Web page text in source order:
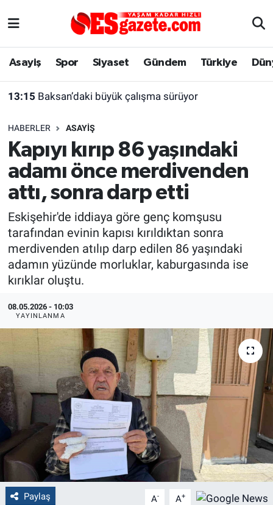
Asayiş Spor Siyaset Gündem Türkiye
13:15 Baksan’daki büyük çalışma sürüyor
HABERLER ASAYIŞ
Kapıyı kırıp 86 yaşındaki
adamı önce merdivenden
attı, sonra darp etti
Eskişehir'de iddiaya göre genç komşusu
tarafından evinin kapısı kırıldıktan sonra
merdivenden atılıp darp edilen 86 yaşındaki
adamın yüzünde morluklar, kaburgasında ise
kırıklar oluştu.
08.05.2026 - 10:03
YAYINLANMA
Paylaş A- A+
Asayiş
Gündem
Türkiye
Dünya
Sağlık
Alış-Veriş/İş dünyası
Yaşam
Eskişehirspor Arşivi
Eskişehir Arşivi
Röportaj
Ekonomi
Kültür Sanat
Bilecik
Kütahya
Gezi
Genel
Çevre
Yerel
Eskişehir Nöbetçi Eczaneler
Süper Lig Puan Durumu ve Fikstür
Tüm Manşetler
Son Dakika Haberleri
Haber Arşivi